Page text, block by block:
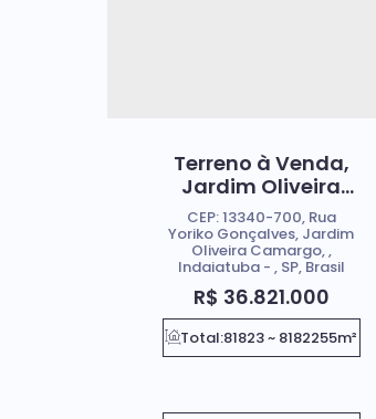
Terreno à Venda,
Jardim Oliveira
Camargo -
Indaiatuba
R$ 36.821.000
CEP: 13340-700, Rua
Yoriko Gonçalves, Jardim
Oliveira Camargo ,
Indaiatuba , SP, Brasil
Total:81823 ~ 8182255m²